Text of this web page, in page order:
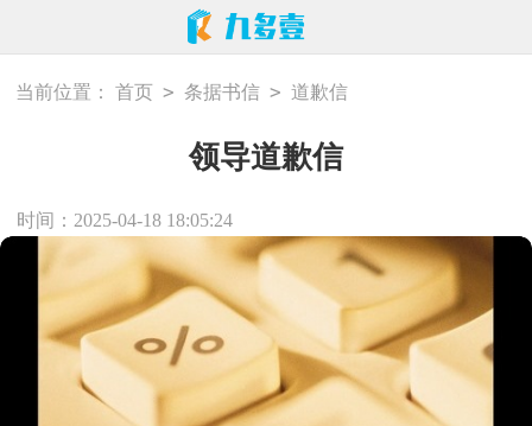
当前位置： 首页 > 条据书信 > 道歉信
领导道歉信
时间：2025-04-18 18:05:24